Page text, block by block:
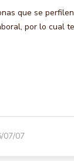
que se
por lo cual
07/07